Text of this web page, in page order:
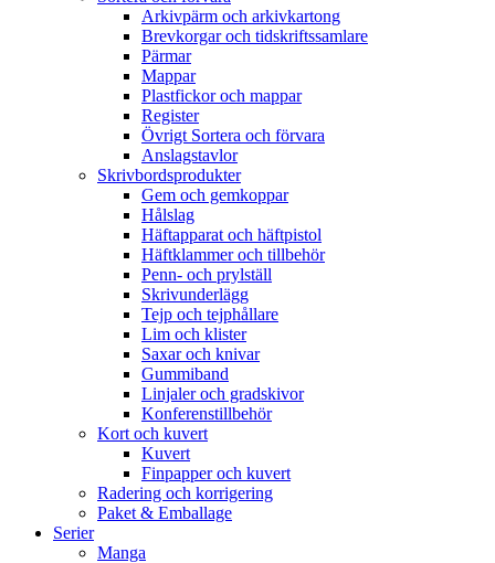
Arkivpärm och arkivkartong
Brevkorgar och tidskriftssamlare
Pärmar
Mappar
Plastfickor och mappar
Register
Övrigt Sortera och förvara
Anslagstavlor
Skrivbordsprodukter
Gem och gemkoppar
Hålslag
Häftapparat och häftpistol
Häftklammer och tillbehör
Penn- och prylställ
Skrivunderlägg
Tejp och tejphållare
Lim och klister
Saxar och knivar
Gummiband
Linjaler och gradskivor
Konferenstillbehör
Kort och kuvert
Kuvert
Finpapper och kuvert
Radering och korrigering
Paket & Emballage
Serier
Manga